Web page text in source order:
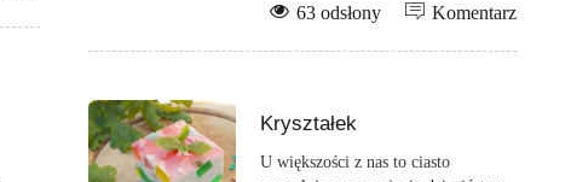
Komentarz
63 odsłony
Kryształek
U większości z nas to ciasto